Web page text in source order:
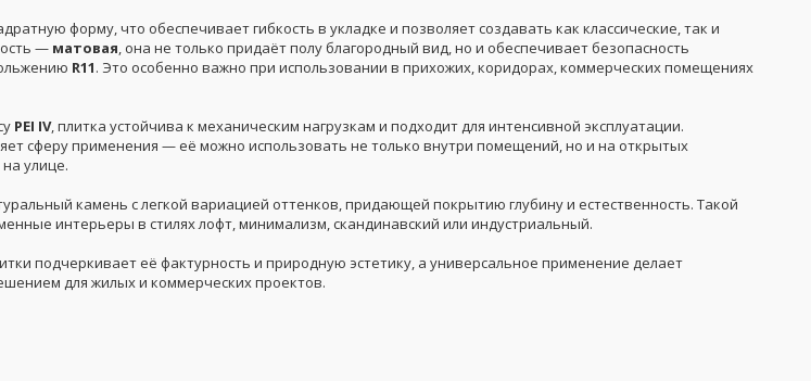
форму, что обеспечивает гибкость в укладке и позволяет создавать как классические, так и
— матовая , она не только придаёт полу благородный вид, но и обеспечивает безопасность
R11. Это особенно важно при использовании в прихожих, коридорах, коммерческих помещениях
PEI IV, плитка устойчива к механическим нагрузкам и подходит для интенсивной эксплуатации.
сферу применения — её можно использовать не только внутри помещений, но и на открытых
улице.
камень с легкой вариацией оттенков, придающей покрытию глубину и естественность. Такой
интерьеры в стилях лофт, минимализм, скандинавский или индустриальный.
подчеркивает её фактурность и природную эстетику, а универсальное применение делает
для жилых и коммерческих проектов.